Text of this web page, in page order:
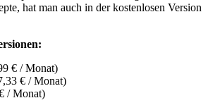
hat man auch in der kostenlosen Version
€ / Monat)
€ / Monat)
/ Monat)